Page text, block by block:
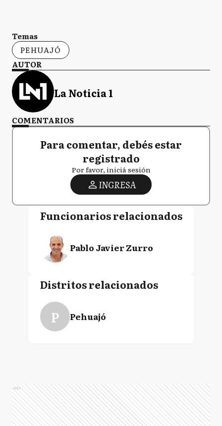
Temas
PEHUAJÓ
AUTOR
La Noticia 1
COMENTARIOS
Para comentar, debés estar
registrado
Por favor, iniciá sesión
INGRESA
Funcionarios relacionados
Pablo Javier Zurro
Distritos relacionados
P Pehuajó
Ads